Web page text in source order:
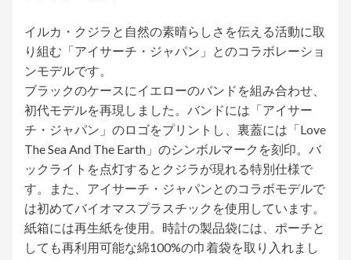
イルカ・クジラと自然の素晴らしさを伝える活動に取
り組む「アイサーチ・ジャパン」とのコラボレーショ
ンモデルです。
ブラックのケースにイエローのバンドを組み合わせ、
初代モデルを再現しました。バンドには「アイサー
チ・ジャパン」のロゴをプリントし、裏蓋には「Love
The Sea And The Earth」のシンボルマークを刻印。バ
ックライトを点灯するとクジラが現れる特別仕様で
す。また、アイサーチ・ジャパンとのコラボモデルで
は初めてバイオマスプラスチックを使用しています。
紙箱には再生紙を使用。時計の製品袋には、ポーチと
しても再利用可能な綿100%の巾着袋を取り入れまし